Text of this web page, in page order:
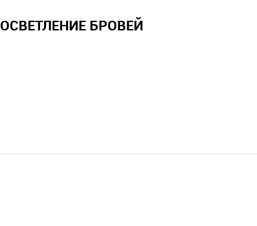
ОСВЕТЛЕНИЕ БРОВЕЙ